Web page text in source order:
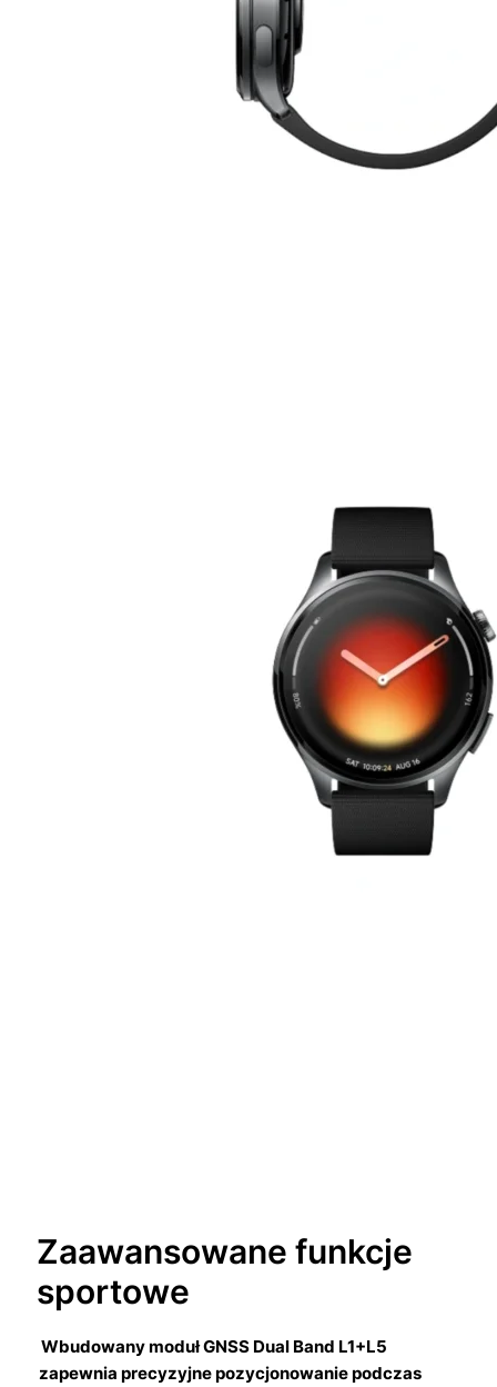
Zaawansowane funkcje
sportowe
Wbudowany moduł GNSS Dual Band L1+L5
zapewnia precyzyjne pozycjonowanie podczas